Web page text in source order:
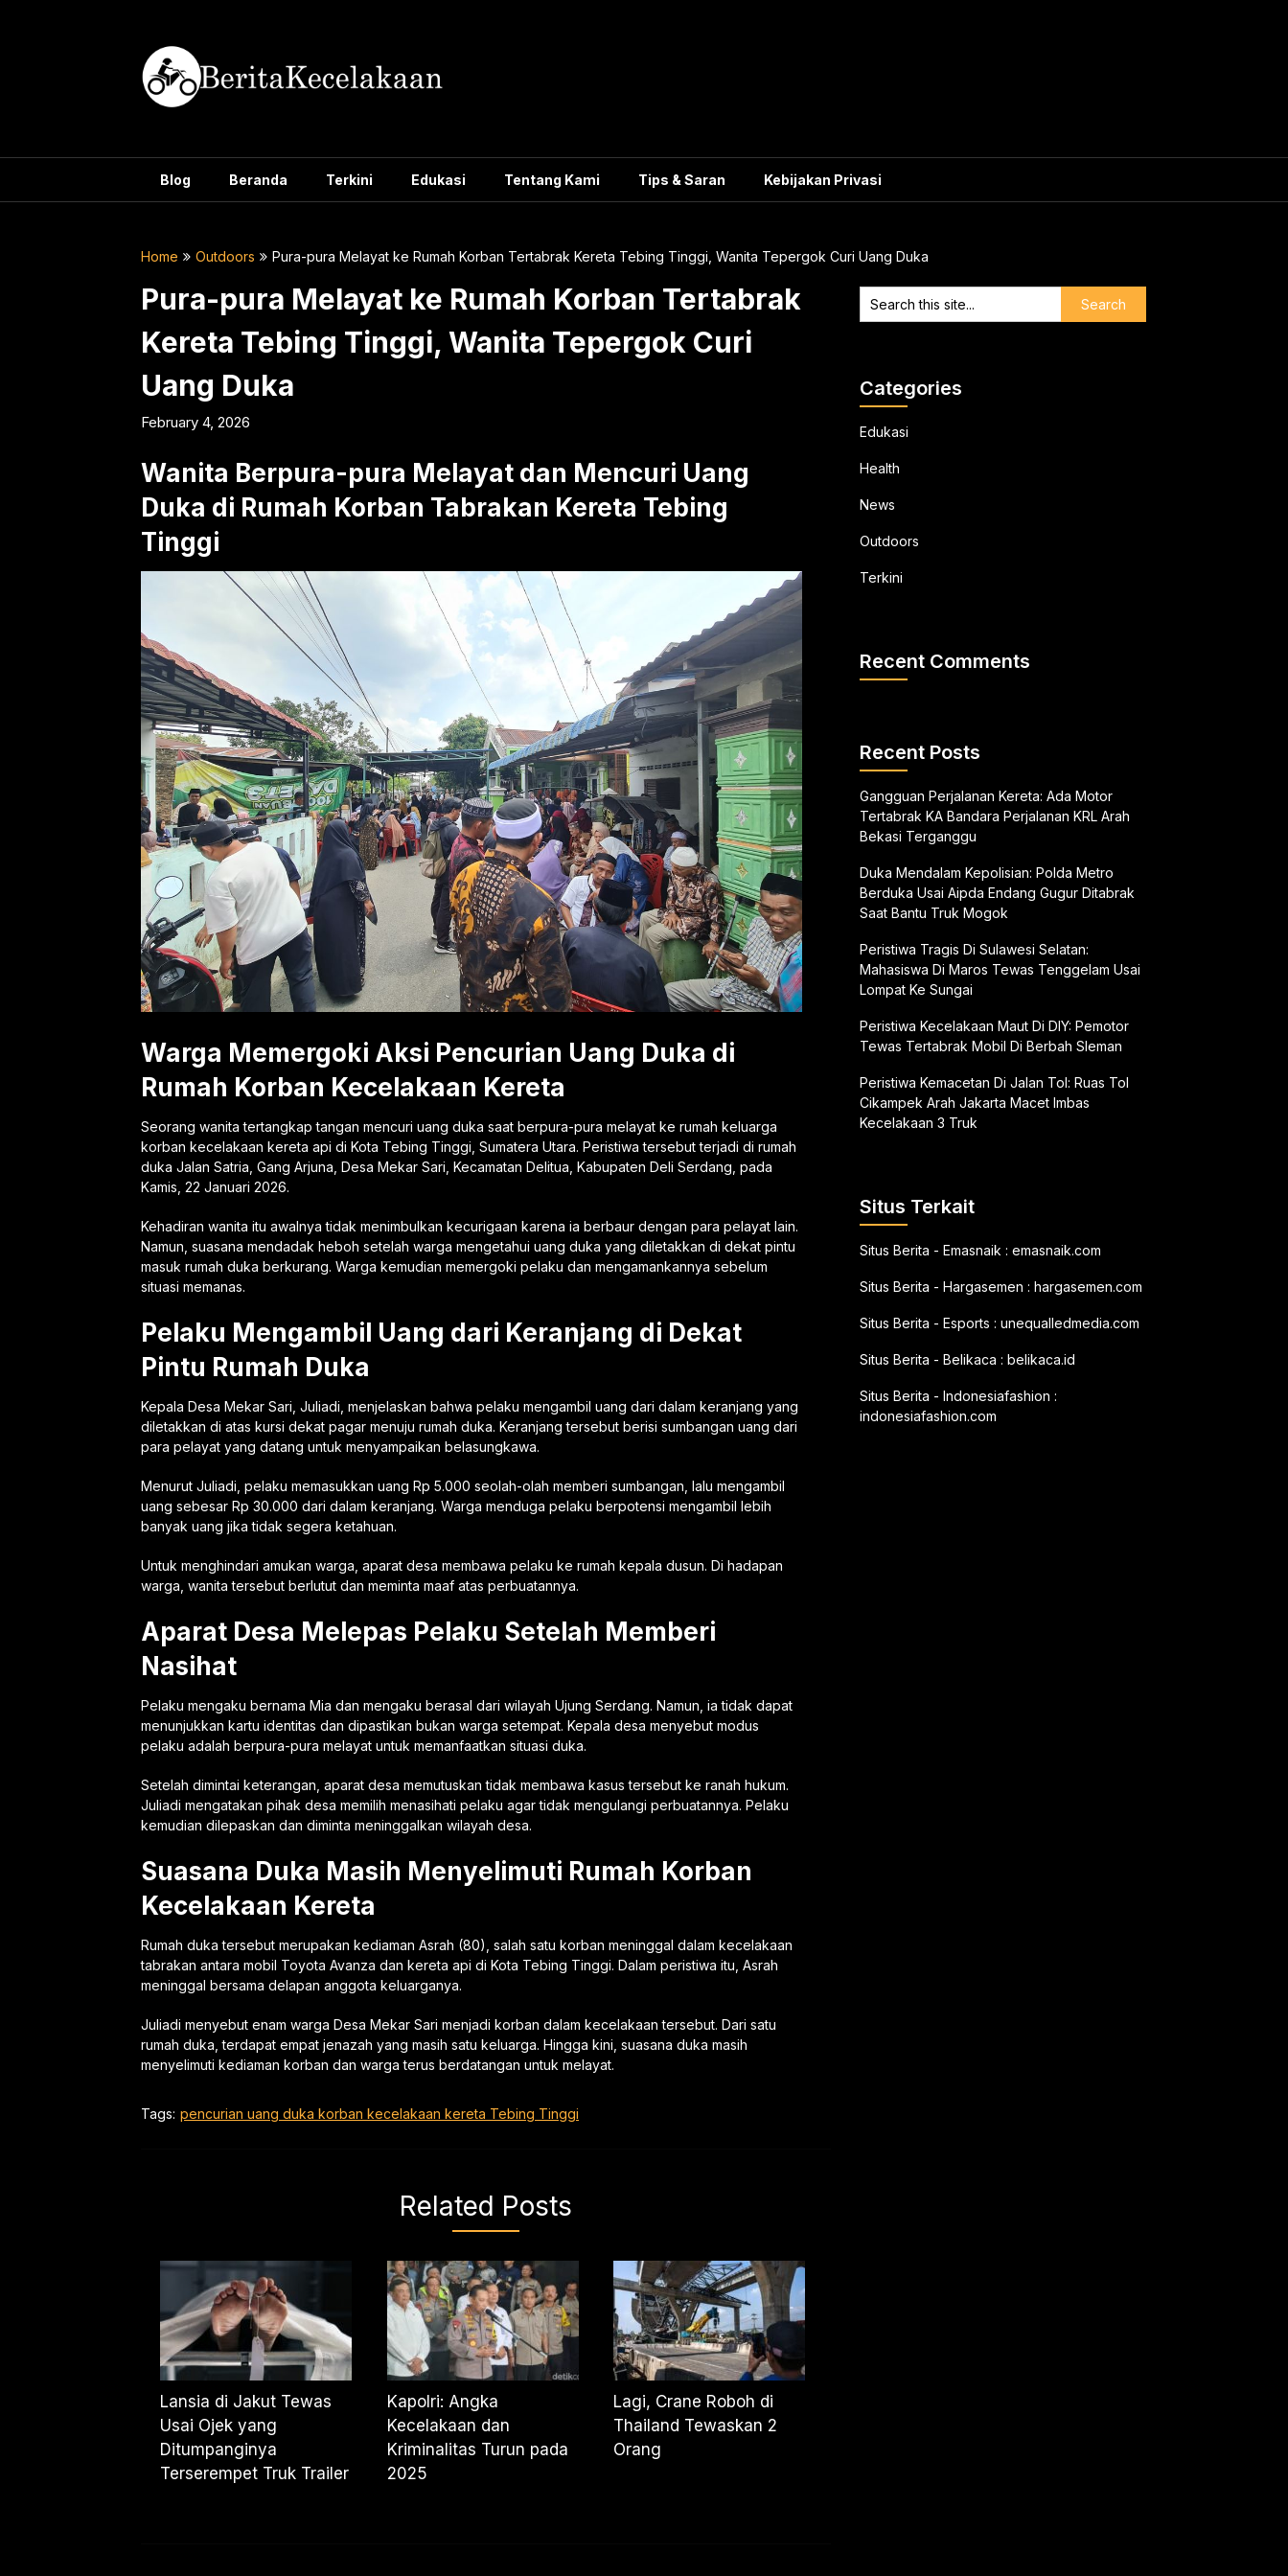
Blog Beranda Terkini Edukasi Tentang Kami Tips & Saran Kebijakan Privasi
Home Outdoors Pura-pura Melayat ke Rumah Korban Tertabrak Kereta Tebing Tinggi, Wanita Tepergok Curi Uang Duka
Pura-pura Melayat ke Rumah Korban Tertabrak
Kereta Tebing Tinggi, Wanita Tepergok Curi
Uang Duka
February 4, 2026
Wanita Berpura-pura Melayat dan Mencuri Uang
Duka di Rumah Korban Tabrakan Kereta Tebing
Tinggi
Warga Memergoki Aksi Pencurian Uang Duka di
Rumah Korban Kecelakaan Kereta
Seorang wanita tertangkap tangan mencuri uang duka saat berpura-pura melayat ke rumah keluarga
korban kecelakaan kereta api di Kota Tebing Tinggi, Sumatera Utara. Peristiwa tersebut terjadi di rumah
duka Jalan Satria, Gang Arjuna, Desa Mekar Sari, Kecamatan Delitua, Kabupaten Deli Serdang, pada
Kamis, 22 Januari 2026.
Kehadiran wanita itu awalnya tidak menimbulkan kecurigaan karena ia berbaur dengan para pelayat lain.
Namun, suasana mendadak heboh setelah warga mengetahui uang duka yang diletakkan di dekat pintu
masuk rumah duka berkurang. Warga kemudian memergoki pelaku dan mengamankannya sebelum
situasi memanas.
Pelaku Mengambil Uang dari Keranjang di Dekat
Pintu Rumah Duka
Kepala Desa Mekar Sari, Juliadi, menjelaskan bahwa pelaku mengambil uang dari dalam keranjang yang
diletakkan di atas kursi dekat pagar menuju rumah duka. Keranjang tersebut berisi sumbangan uang dari
para pelayat yang datang untuk menyampaikan belasungkawa.
Menurut Juliadi, pelaku memasukkan uang Rp 5.000 seolah-olah memberi sumbangan, lalu mengambil
uang sebesar Rp 30.000 dari dalam keranjang. Warga menduga pelaku berpotensi mengambil lebih
banyak uang jika tidak segera ketahuan.
Untuk menghindari amukan warga, aparat desa membawa pelaku ke rumah kepala dusun. Di hadapan
warga, wanita tersebut berlutut dan meminta maaf atas perbuatannya.
Aparat Desa Melepas Pelaku Setelah Memberi
Nasihat
Pelaku mengaku bernama Mia dan mengaku berasal dari wilayah Ujung Serdang. Namun, ia tidak dapat
menunjukkan kartu identitas dan dipastikan bukan warga setempat. Kepala desa menyebut modus
pelaku adalah berpura-pura melayat untuk memanfaatkan situasi duka.
Setelah dimintai keterangan, aparat desa memutuskan tidak membawa kasus tersebut ke ranah hukum.
Juliadi mengatakan pihak desa memilih menasihati pelaku agar tidak mengulangi perbuatannya. Pelaku
kemudian dilepaskan dan diminta meninggalkan wilayah desa.
Suasana Duka Masih Menyelimuti Rumah Korban
Kecelakaan Kereta
Rumah duka tersebut merupakan kediaman Asrah (80), salah satu korban meninggal dalam kecelakaan
tabrakan antara mobil Toyota Avanza dan kereta api di Kota Tebing Tinggi. Dalam peristiwa itu, Asrah
meninggal bersama delapan anggota keluarganya.
Juliadi menyebut enam warga Desa Mekar Sari menjadi korban dalam kecelakaan tersebut. Dari satu
rumah duka, terdapat empat jenazah yang masih satu keluarga. Hingga kini, suasana duka masih
menyelimuti kediaman korban dan warga terus berdatangan untuk melayat.
Tags: pencurian uang duka korban kecelakaan kereta Tebing Tinggi
Related Posts
Lansia di Jakut Tewas
Usai Ojek yang
Ditumpanginya
Terserempet Truk Trailer
Kapolri: Angka
Kecelakaan dan
Kriminalitas Turun pada
2025
Lagi, Crane Roboh di
Thailand Tewaskan 2
Orang
Categories
Edukasi
Health
News
Outdoors
Terkini
Recent Comments
Recent Posts
Gangguan Perjalanan Kereta: Ada Motor
Tertabrak KA Bandara Perjalanan KRL Arah
Bekasi Terganggu
Duka Mendalam Kepolisian: Polda Metro
Berduka Usai Aipda Endang Gugur Ditabrak
Saat Bantu Truk Mogok
Peristiwa Tragis Di Sulawesi Selatan:
Mahasiswa Di Maros Tewas Tenggelam Usai
Lompat Ke Sungai
Peristiwa Kecelakaan Maut Di DIY: Pemotor
Tewas Tertabrak Mobil Di Berbah Sleman
Peristiwa Kemacetan Di Jalan Tol: Ruas Tol
Cikampek Arah Jakarta Macet Imbas
Kecelakaan 3 Truk
Situs Terkait
Situs Berita - Emasnaik : emasnaik.com
Situs Berita - Hargasemen : hargasemen.com
Situs Berita - Esports : unequalledmedia.com
Situs Berita - Belikaca : belikaca.id
Situs Berita - Indonesiafashion :
indonesiafashion.com